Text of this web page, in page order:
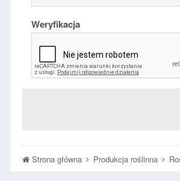
Weryfikacja
Strona główna Produkcja roślinna